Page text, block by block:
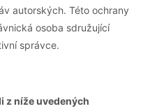
autorských. Této ochrany
osoba sdružující
správce.
z níže uvedených